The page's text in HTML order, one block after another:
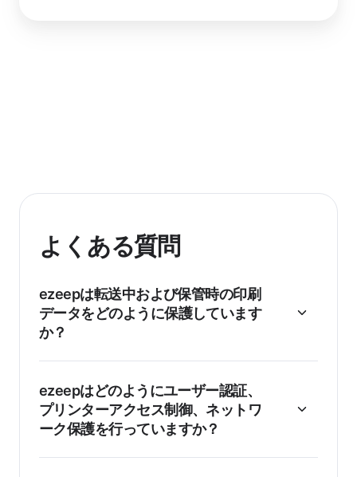
よくある質問
ezeepは転送中および保管時の印刷
データをどのように保護しています
か？
ezeepはどのようにユーザー認証、
プリンターアクセス制御、ネットワ
ーク保護を行っていますか？